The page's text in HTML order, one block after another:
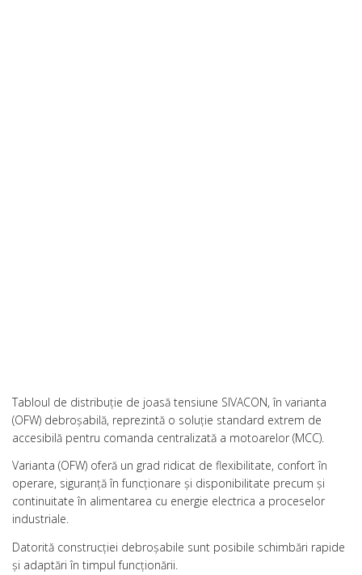
Tabloul de distribuţie de joasă tensiune SIVACON, în varianta
(OFW) debroşabilă, reprezintă o soluţie standard extrem de
accesibilă pentru comanda centralizată a motoarelor (MCC).
Varianta (OFW) oferă un grad ridicat de flexibilitate, confort în
operare, siguranţă în funcţionare şi disponibilitate precum şi
continuitate în alimentarea cu energie electrica a proceselor
industriale.
Datorită construcţiei debroşabile sunt posibile schimbări rapide
şi adaptări în timpul funcţionării.